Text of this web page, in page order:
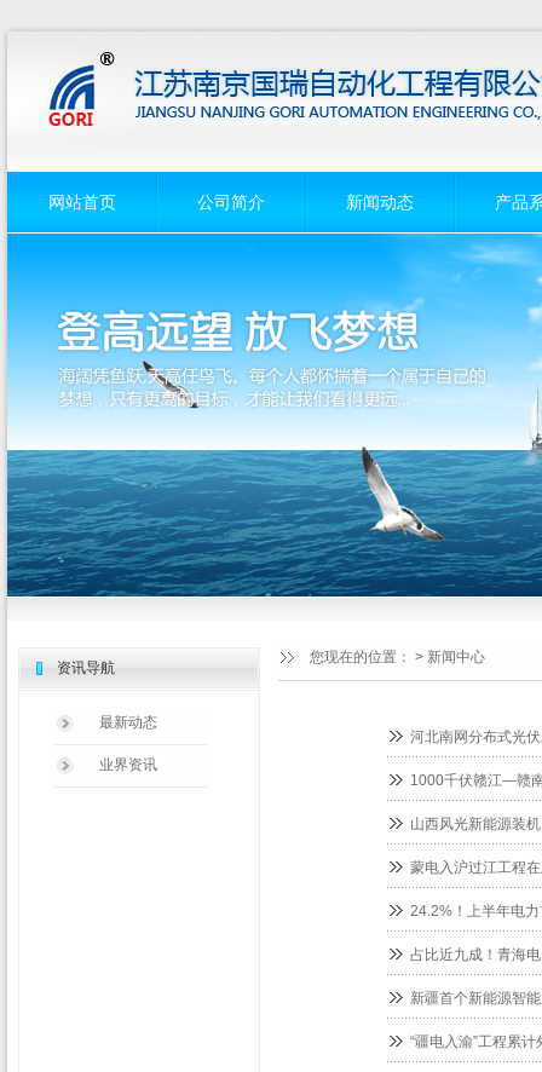
网站首页 公司简介 新闻动态 产品
您现在的位置： > 新闻中心
资讯导航
最新动态
业界资讯
河北南网分布式光
1000千伏赣江—赣
山西风光新能源装
蒙电入沪过江工程
24.2%！上半年电力
占比近九成！青海
新疆首个新能源智
“疆电入渝”工程累